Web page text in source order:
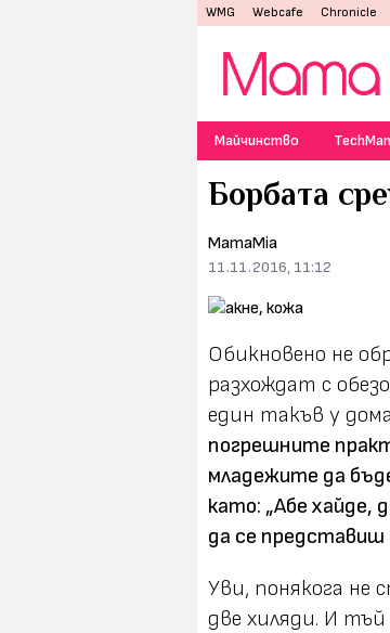
WMG Webcafe Chronicle
Майчинство
Борбата
MamaMia
11.11.2016, 11:12
Обикновено не
разхождат с
един такъв у
погрешните
младежите да
като: „Абе хайде,
да се представиш
Уви, понякога не
две хиляди. И тъй